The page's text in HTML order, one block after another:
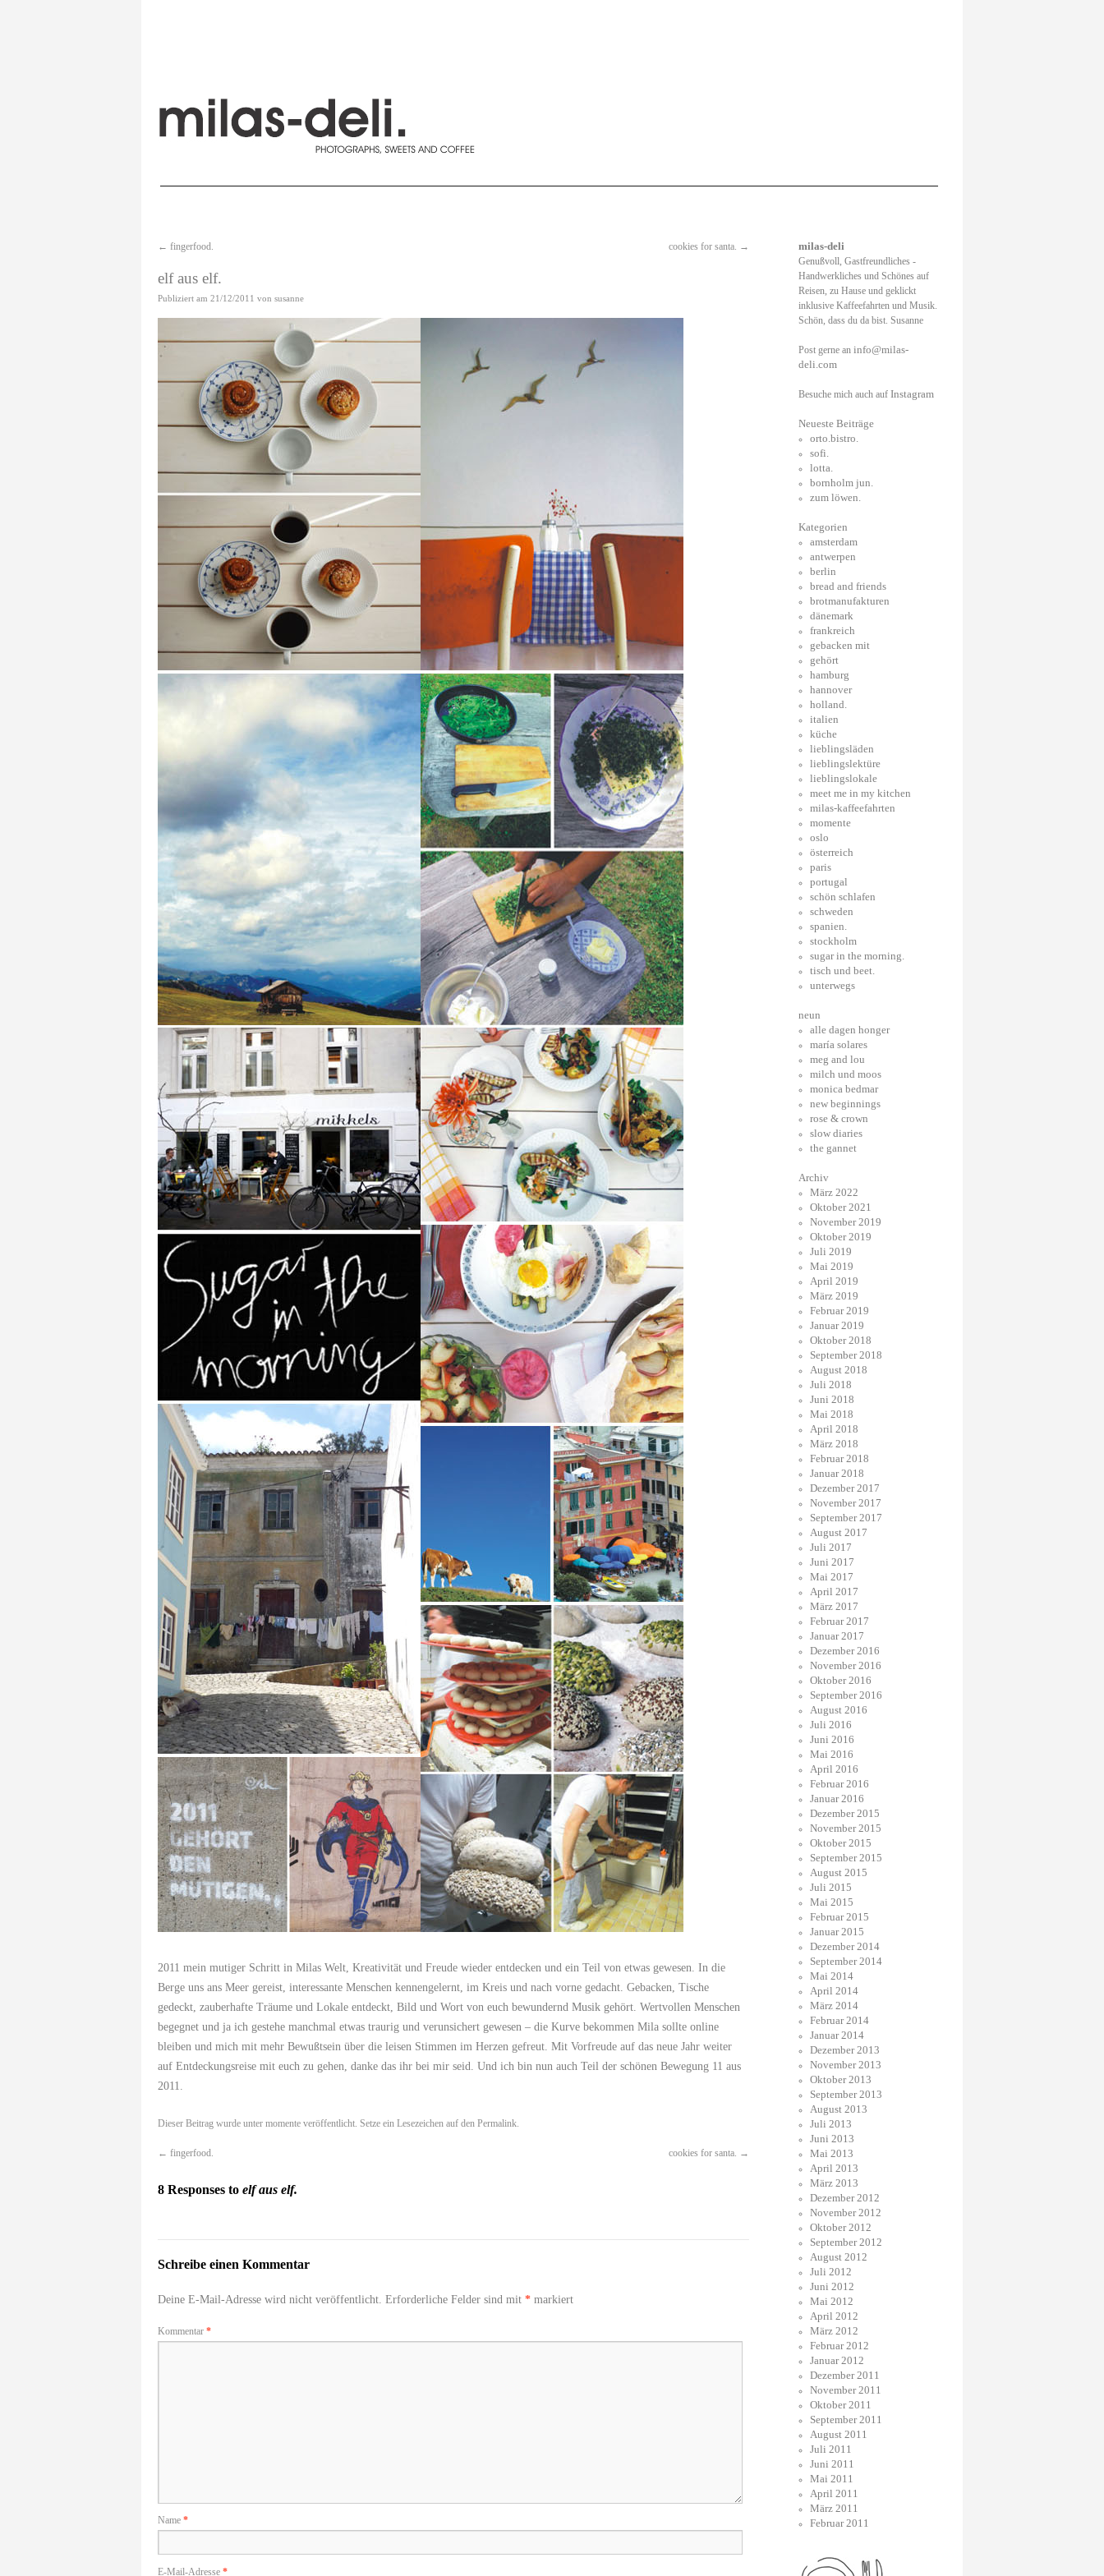
← fingerfood. cookies for santa. →
elf aus elf.
Publiziert am 21/12/2011 von susanne
2011 mein mutiger Schritt in Milas Welt, Kreativität und Freude wieder entdecken und ein Teil von etwas gewesen. In die
Berge uns ans Meer gereist, interessante Menschen kennengelernt, im Kreis und nach vorne gedacht. Gebacken, Tische
gedeckt, zauberhafte Träume und Lokale entdeckt, Bild und Wort von euch bewundernd Musik gehört. Wertvollen Menschen
begegnet und ja ich gestehe manchmal etwas traurig und verunsichert gewesen – die Kurve bekommen Mila sollte online
bleiben und mich mit mehr Bewußtsein über die leisen Stimmen im Herzen gefreut. Mit Vorfreude auf das neue Jahr weiter
auf Entdeckungsreise mit euch zu gehen, danke das ihr bei mir seid. Und ich bin nun auch Teil der schönen Bewegung 11 aus
2011.
Dieser Beitrag wurde unter momente veröffentlicht. Setze ein Lesezeichen auf den Permalink.
← fingerfood. cookies for santa. →
8 Responses to elf aus elf.
Schreibe einen Kommentar
Deine E-Mail-Adresse wird nicht veröffentlicht. Erforderliche Felder sind mit * markiert
Kommentar *
Name *
E-Mail-Adresse *
milas-deli
Genußvoll, Gastfreundliches -
Handwerkliches und Schönes auf
Reisen, zu Hause und geklickt
inklusive Kaffeefahrten und Musik.
Schön, dass du da bist. Susanne
Post gerne an info@milas-
deli.com
Besuche mich auch auf Instagram
Neueste Beiträge
orto.bistro.
sofi.
lotta.
bornholm jun.
zum löwen.
Kategorien
amsterdam
antwerpen
berlin
bread and friends
brotmanufakturen
dänemark
frankreich
gebacken mit
gehört
hamburg
hannover
holland.
italien
küche
lieblingsläden
lieblingslektüre
lieblingslokale
meet me in my kitchen
milas-kaffeefahrten
momente
oslo
österreich
paris
portugal
schön schlafen
schweden
spanien.
stockholm
sugar in the morning.
tisch und beet.
unterwegs
neun
alle dagen honger
maría solares
meg and lou
milch und moos
monica bedmar
new beginnings
rose & crown
slow diaries
the gannet
Archiv
März 2022
Oktober 2021
November 2019
Oktober 2019
Juli 2019
Mai 2019
April 2019
März 2019
Februar 2019
Januar 2019
Oktober 2018
September 2018
August 2018
Juli 2018
Juni 2018
Mai 2018
April 2018
März 2018
Februar 2018
Januar 2018
Dezember 2017
November 2017
September 2017
August 2017
Juli 2017
Juni 2017
Mai 2017
April 2017
März 2017
Februar 2017
Januar 2017
Dezember 2016
November 2016
Oktober 2016
September 2016
August 2016
Juli 2016
Juni 2016
Mai 2016
April 2016
Februar 2016
Januar 2016
Dezember 2015
November 2015
Oktober 2015
September 2015
August 2015
Juli 2015
Mai 2015
Februar 2015
Januar 2015
Dezember 2014
September 2014
Mai 2014
April 2014
März 2014
Februar 2014
Januar 2014
Dezember 2013
November 2013
Oktober 2013
September 2013
August 2013
Juli 2013
Juni 2013
Mai 2013
April 2013
März 2013
Dezember 2012
November 2012
Oktober 2012
September 2012
August 2012
Juli 2012
Juni 2012
Mai 2012
April 2012
März 2012
Februar 2012
Januar 2012
Dezember 2011
November 2011
Oktober 2011
September 2011
August 2011
Juli 2011
Juni 2011
Mai 2011
April 2011
März 2011
Februar 2011